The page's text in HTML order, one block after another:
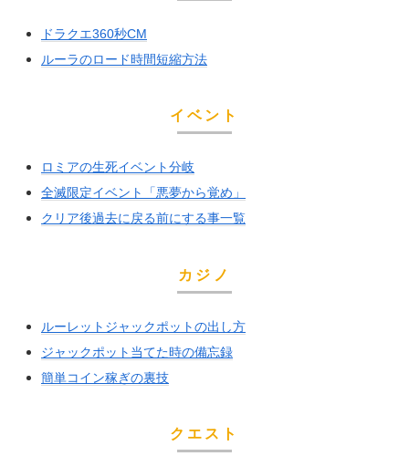
ドラクエ360秒CM
ルーラのロード時間短縮方法
イベント
ロミアの生死イベント分岐
全滅限定イベント「悪夢から覚め」
クリア後過去に戻る前にする事一覧
カジノ
ルーレットジャックポットの出し方
ジャックポット当てた時の備忘録
簡単コイン稼ぎの裏技
クエスト